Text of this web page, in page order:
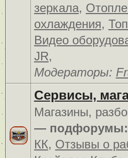
зеркала,
охлаждения,
Видео
JR,
Модераторы:
Сервисы,
Магазины,
— подфорумы:
КК, Отзывы о